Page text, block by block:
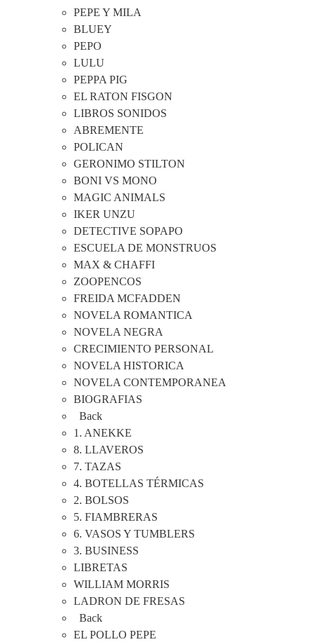
PEPE Y MILA
BLUEY
PEPO
LULU
PEPPA PIG
EL RATON FISGON
LIBROS SONIDOS
ABREMENTE
POLICAN
GERONIMO STILTON
BONI VS MONO
MAGIC ANIMALS
IKER UNZU
DETECTIVE SOPAPO
ESCUELA DE MONSTRUOS
MAX & CHAFFI
ZOOPENCOS
FREIDA MCFADDEN
NOVELA ROMANTICA
NOVELA NEGRA
CRECIMIENTO PERSONAL
NOVELA HISTORICA
NOVELA CONTEMPORANEA
BIOGRAFIAS
Back
1. ANEKKE
8. LLAVEROS
7. TAZAS
4. BOTELLAS TÉRMICAS
2. BOLSOS
5. FIAMBRERAS
6. VASOS Y TUMBLERS
3. BUSINESS
LIBRETAS
WILLIAM MORRIS
LADRON DE FRESAS
Back
EL POLLO PEPE